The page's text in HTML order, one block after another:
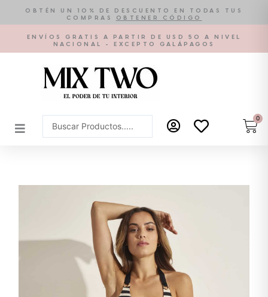
contenido
OBTÉN UN 10% DE DESCUENTO EN TODAS TUS
COMPRAS
OBTENER CÓDIGO
ENVÍOS GRATIS A PARTIR DE USD 50 A NIVEL
NACIONAL - EXCEPTO GALÁPAGOS
Search
...
0